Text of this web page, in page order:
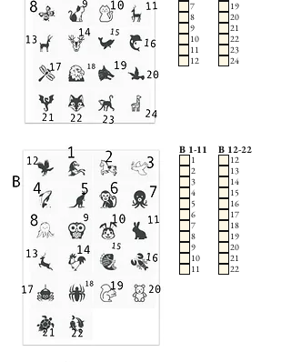
7
8
9
10
11
12
19
20
21
22
23
24
B 1-11
1
2
3
4
5
6
7
8
9
10
11
B 12-22
12
13
14
15
16
17
18
19
20
21
22